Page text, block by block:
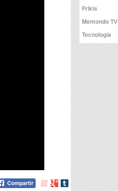
Compartir
Compartir
Compartir
Frikis
Memondo TV
Tecnología